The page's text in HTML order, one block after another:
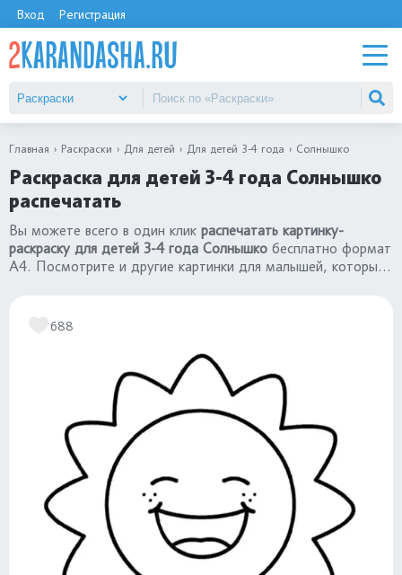
Вход Регистрация
Главная Раскраски Для детей Для детей 3-4 года Солнышко
Раскраска для детей 3-4 года Солнышко
распечатать
Вы можете всего в один клик распечатать картинку-
раскраску для детей 3-4 года Солнышко бесплатно формат
А4. Посмотрите и другие картинки для малышей, которые
688